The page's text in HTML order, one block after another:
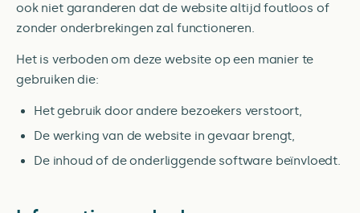
ook niet garanderen dat de website altijd foutloos of
zonder onderbrekingen zal functioneren.
Het is verboden om deze website op een manier te
gebruiken die:
Het gebruik door andere bezoekers verstoort,
De werking van de website in gevaar brengt,
De inhoud of de onderliggende software beïnvloedt.